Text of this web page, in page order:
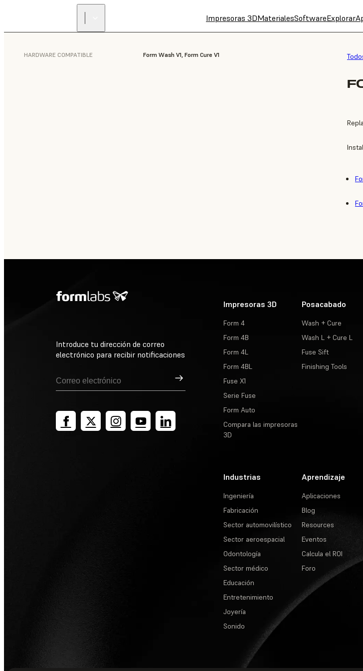
Impresoras 3DMaterialesSoftwareExplorar
HARDWARE COMPATIBLE Form Wash V1, Form Cure V1
Introduce tu dirección de correo
electrónico para recibir notificaciones
Suscribirse
Impresoras 3D
Form 4
Form 4B
Form 4L
Form 4BL
Fuse X1
Serie Fuse
Form Auto
Compara las impresoras
3D
Posacabado
Wash + Cure
Wash L + Cure L
Fuse Sift
Finishing Tools
Industrias
Ingeniería
Fabricación
Sector automovilístico
Sector aeroespacial
Odontología
Sector médico
Educación
Entretenimiento
Joyería
Sonido
Aprendizaje
Aplicaciones
Blog
Resources
Eventos
Calcula el ROI
Foro